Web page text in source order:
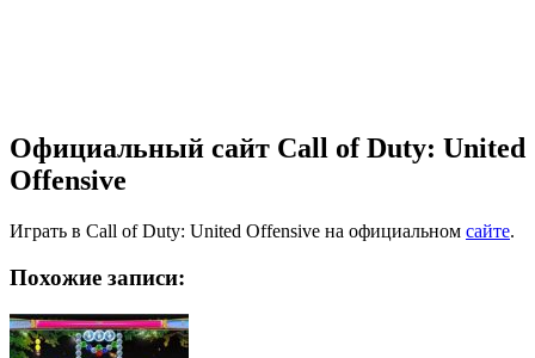
Официальный сайт Call of Duty: United
Offensive
Играть в Call of Duty: United Offensive на официальном сайте.
Похожие записи: